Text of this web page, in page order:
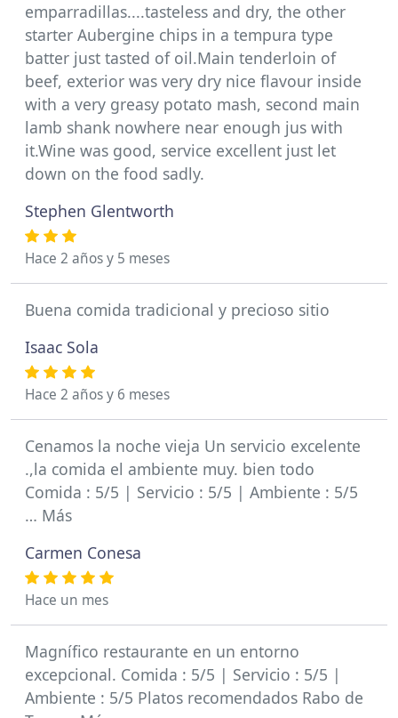
emparradillas....tasteless and dry, the other
starter Aubergine chips in a tempura type
batter just tasted of oil.Main tenderloin of
beef, exterior was very dry nice flavour inside
with a very greasy potato mash, second main
lamb shank nowhere near enough jus with
it.Wine was good, service excellent just let
down on the food sadly.
Stephen Glentworth
Hace 2 años y 5 meses
Buena comida tradicional y precioso sitio
Isaac Sola
Hace 2 años y 6 meses
Cenamos la noche vieja Un servicio excelente
.,la comida el ambiente muy. bien todo
Comida : 5/5 | Servicio : 5/5 | Ambiente : 5/5
… Más
Carmen Conesa
Hace un mes
Magnífico restaurante en un entorno
excepcional. Comida : 5/5 | Servicio : 5/5 |
Ambiente : 5/5 Platos recomendados Rabo de